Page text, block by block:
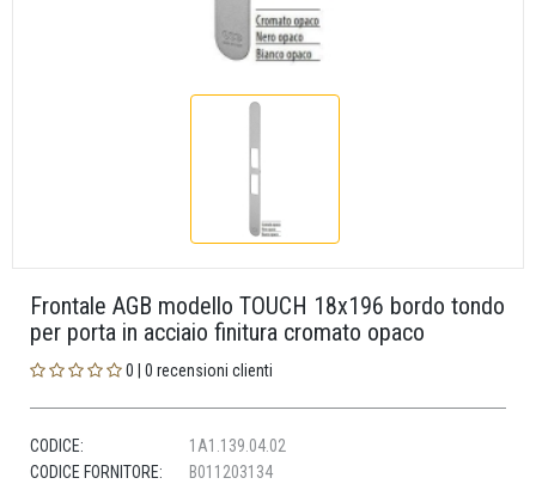
Frontale AGB modello TOUCH 18x196 bordo tondo
per porta in acciaio finitura cromato opaco
0 | 0 recensioni clienti
CODICE:
1A1.139.04.02
CODICE FORNITORE:
B011203134